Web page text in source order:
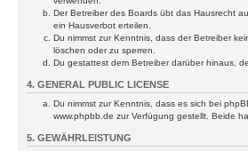
Der Betreiber des Boards übt das Hausrecht
ein Hausverbot erteilen.
Du nimmst zur Kenntnis, dass der Betreiber
löschen oder zu sperren.
Du gestattest dem Betreiber darüber hinaus,
4. GENERAL PUBLIC LICENSE
Du nimmst zur Kenntnis, dass es sich bei
www.phpbb.de zur Verfügung gestellt. Beide
5. GEWÄHRLEISTUNG